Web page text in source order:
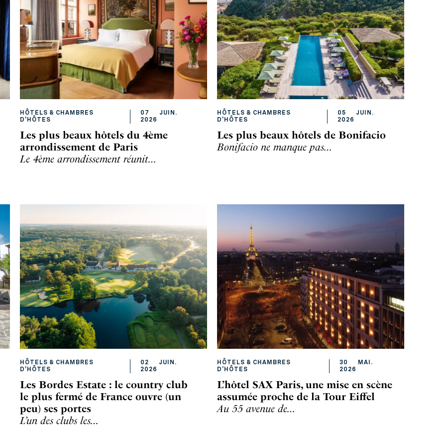
HÔTELS & CHAMBRES
D'HÔTES
07 JUIN .
2026
Les plus beaux hôtels du 4ème
arrondissement de Paris
Le 4ème arrondissement réunit…
HÔTELS & CHAMBRES
D'HÔTES
05 JUIN .
2026
Les plus beaux hôtels de Bonifacio
Bonifacio ne manque pas…
HÔTELS & CHAMBRES
D'HÔTES
02 JUIN .
2026
Les Bordes Estate : le country club
le plus fermé de France ouvre (un
peu) ses portes
L’un des clubs les…
HÔTELS & CHAMBRES
D'HÔTES
30 MAI .
2026
L’hôtel SAX Paris, une mise en scène
assumée proche de la Tour Eiffel
Au 55 avenue de…